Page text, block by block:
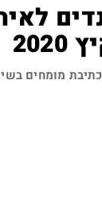
כתיבת מומחים